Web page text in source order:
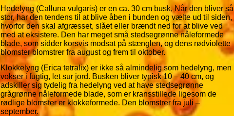
Hedelyng (Calluna vulgaris) er en ca. 30 cm busk, Når den bliver så
stor, har den tendens til at blive åben i bunden og vælte ud til siden,
hvorfor den skal afgræsset, slået eller brændt ned for at blive ved
med at eksistere. Den har meget små stedsegrønne nåleformede
blade, som sidder korsvis modsat på stænglen, og dens rødviolette
blomster blomstrer fra august og frem til oktober.
Klokkelyng (Erica tetralix) er ikke så almindelig som hedelyng, men
vokser i fugtig, let sur jord. Busken bliver typisk 10 – 40 cm, og
adskiller sig tydelig fra hedelyng ved at have stedsegrønne
grågrønne nåleformede blade, som er kransstillede ligesom de
rødlige blomster er klokkeformede. Den blomstrer fra juli –
september.